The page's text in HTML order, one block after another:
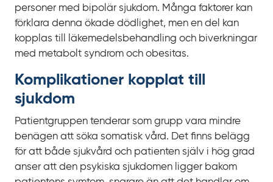
personer med bipolär sjukdom. Många faktorer kan
förklara denna ökade dödlighet, men en del kan
kopplas till läkemedelsbehandling och biverkningar
med metabolt syndrom och obesitas.
Komplikationer kopplat till
sjukdom
Patientgruppen tenderar som grupp vara mindre
benägen att söka somatisk vård. Det finns belägg
för att både sjukvård och patienten själv i hög grad
anser att den psykiska sjukdomen ligger bakom